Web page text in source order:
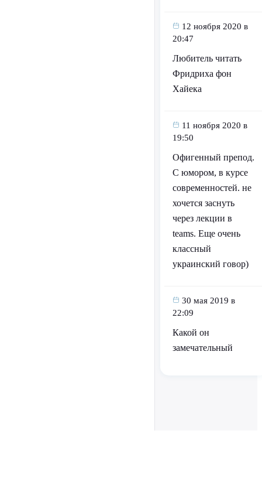
12 ноября 2020 в
20:47
Любитель читать
Фридриха фон
Хайека
11 ноября 2020 в
19:50
Офигенный препод.
С юмором, в курсе
современностей. не
хочется заснуть
через лекции в
teams. Еще очень
классный
украинский говор)
30 мая 2019 в
22:09
Какой он
замечательный